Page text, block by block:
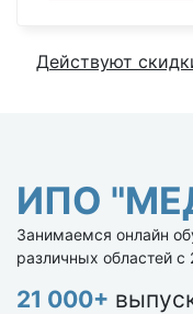
Действуют
ИПО
Занимаемся онлайн
различных областей с
21 000+